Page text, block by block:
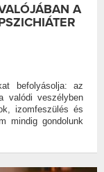
A
befolyásolja: az
valódi veszélyben
izomfeszülés és
mindig gondolunk